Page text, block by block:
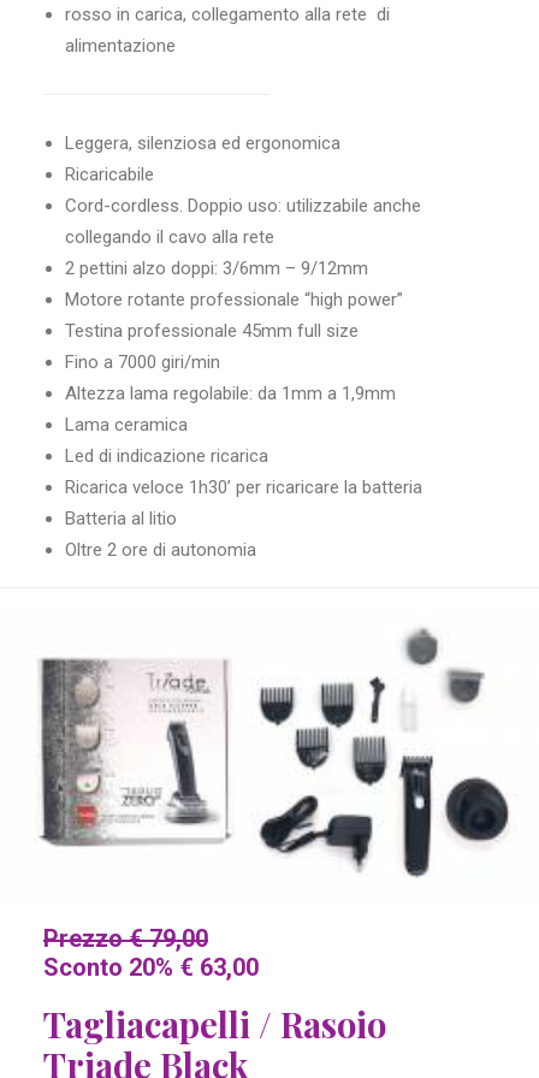
rosso in carica, collegamento alla rete di
alimentazione
Leggera, silenziosa ed ergonomica
Ricaricabile
Cord-cordless. Doppio uso: utilizzabile anche
collegando il cavo alla rete
2 pettini alzo doppi: 3/6mm – 9/12mm
Motore rotante professionale “high power”
Testina professionale 45mm full size
Fino a 7000 giri/min
Altezza lama regolabile: da 1mm a 1,9mm
Lama ceramica
Led di indicazione ricarica
Ricarica veloce 1h30’ per ricaricare la batteria
Batteria al litio
Oltre 2 ore di autonomia
Tagliacapelli / Rasoio
Triade Black
Prezzo € 79,00
Sconto 20% € 63,00